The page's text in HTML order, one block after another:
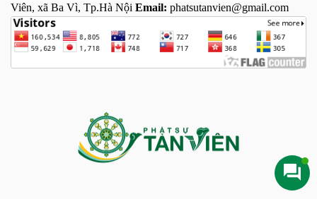
Viên, xã Ba Vì, Tp.Hà Nội Email: phatsutanvien@gmail.com